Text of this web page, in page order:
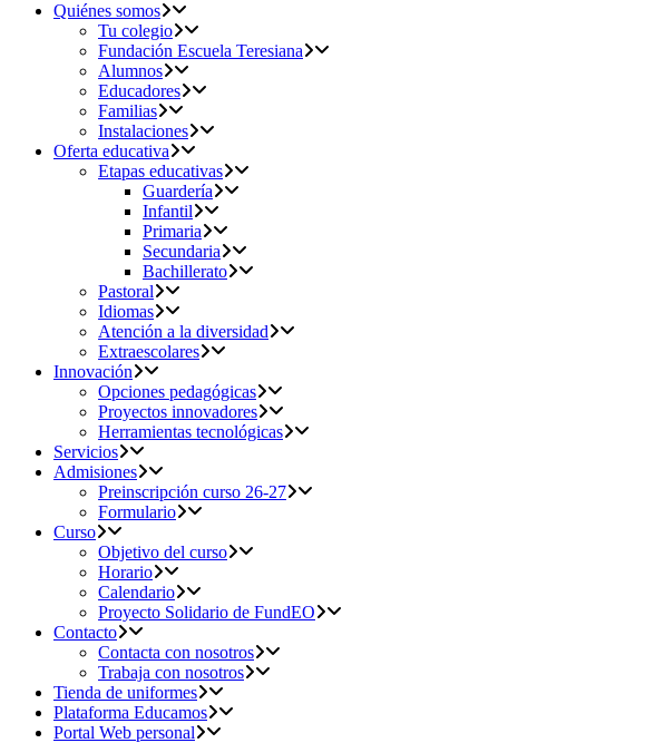
Quiénes somos
Tu colegio
Fundación Escuela Teresiana
Alumnos
Educadores
Familias
Instalaciones
Oferta educativa
Etapas educativas
Guardería
Infantil
Primaria
Secundaria
Bachillerato
Pastoral
Idiomas
Atención a la diversidad
Extraescolares
Innovación
Opciones pedagógicas
Proyectos innovadores
Herramientas tecnológicas
Servicios
Admisiones
Preinscripción curso 26-27
Formulario
Curso
Objetivo del curso
Horario
Calendario
Proyecto Solidario de FundEO
Contacto
Contacta con nosotros
Trabaja con nosotros
Tienda de uniformes
Plataforma Educamos
Portal Web personal